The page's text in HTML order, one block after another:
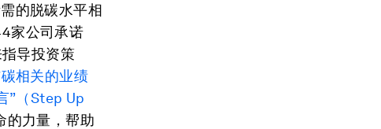
的脱碳水平相
家公司承诺
导投资策
相关的业绩
”（Step Up
的力量，帮助